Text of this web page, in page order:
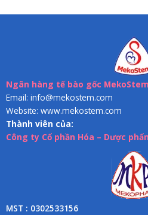
Ngân hàng tế bào gốc MekoStem
Email: info@mekostem.com
Website: www.mekostem.com
Thành viên của:
Công ty Cổ phần Hóa – Dược
MST : 0302533156